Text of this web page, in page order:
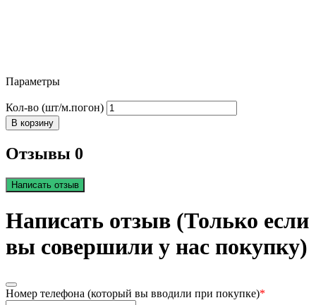
Параметры
Кол-во (шт/м.погон)
В корзину
Отзывы 0
Написать отзыв
Написать отзыв (Только если
вы совершили у нас покупку)
Номер телефона (который вы вводили при покупке)*